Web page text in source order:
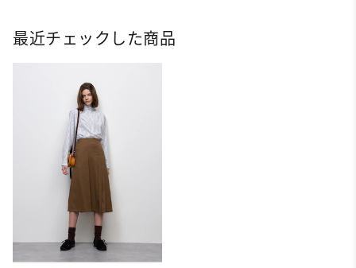
最近チェックした商品